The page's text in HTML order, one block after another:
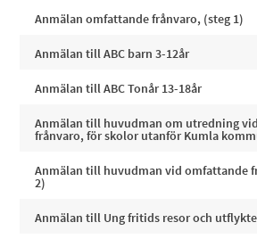
Anmälan omfattande frånvaro, (steg 1)
Anmälan till ABC barn 3-12år
Anmälan till ABC Tonår 13-18år
Anmälan till huvudman om utredning
frånvaro, för skolor utanför Kumla
Anmälan till huvudman vid omfattande
2)
Anmälan till Ung fritids resor och